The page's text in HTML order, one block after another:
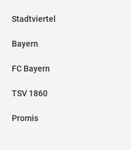
Stadtviertel
Bayern
FC Bayern
TSV 1860
Promis